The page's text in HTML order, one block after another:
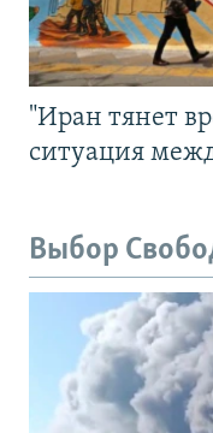
"Иран тянет
ситуация
Выбор